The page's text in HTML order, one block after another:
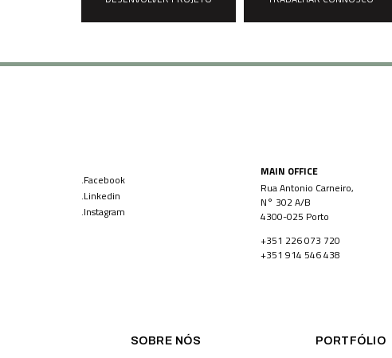
.Facebook
.Linkedin
.Instagram
MAIN OFFICE
Rua Antonio Carneiro,
N° 302 A/B
4300-025 Porto
+351 226 073 720
+351 914 546 438
SOBRE NÓS PORTFÓLIO